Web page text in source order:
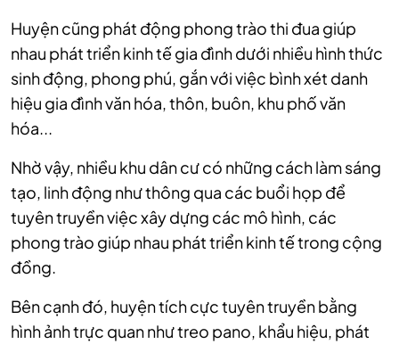
Huyện cũng phát động phong trào thi đua giúp
nhau phát triển kinh tế gia đình dưới nhiều hình thức
sinh động, phong phú, gắn với việc bình xét danh
hiệu gia đình văn hóa, thôn, buôn, khu phố văn
hóa...
Nhờ vậy, nhiều khu dân cư có những cách làm sáng
tạo, linh động như thông qua các buổi họp để
tuyên truyền việc xây dựng các mô hình, các
phong trào giúp nhau phát triển kinh tế trong cộng
đồng.
Bên cạnh đó, huyện tích cực tuyên truyền bằng
hình ảnh trực quan như treo pano, khẩu hiệu, phát